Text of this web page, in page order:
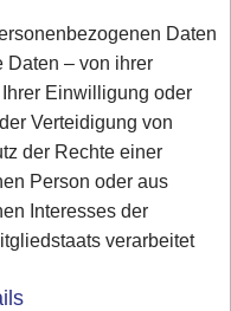
Daten
Daten – von ihrer
Einwilligung oder
Verteidigung von
der Rechte einer
Person oder aus
Interesses der
verarbeitet